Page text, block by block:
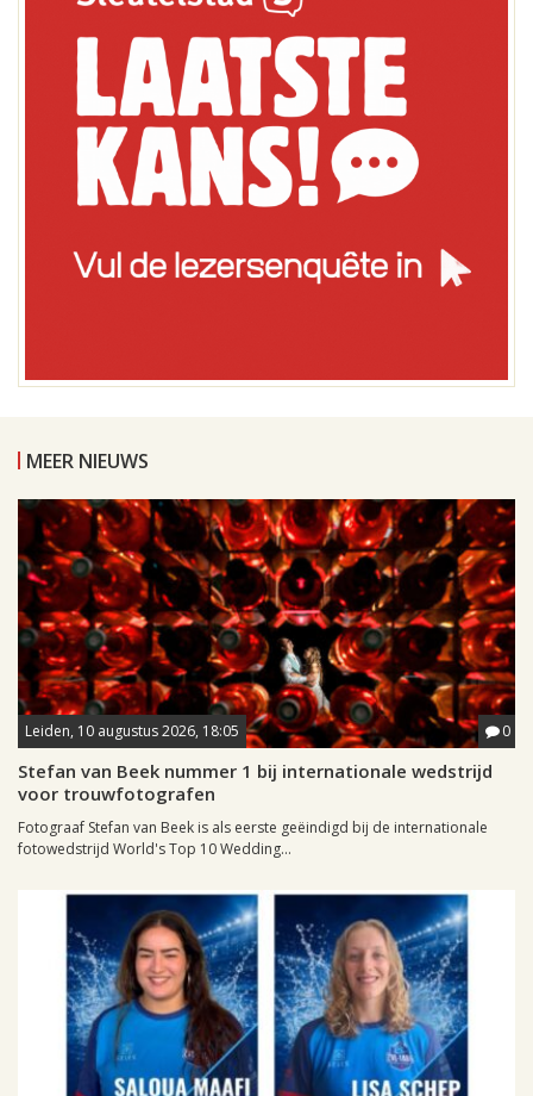
MEER NIEUWS
Leiden, 10 augustus 2026, 18:05 0
Stefan van Beek nummer 1 bij internationale wedstrijd
voor trouwfotografen
Fotograaf Stefan van Beek is als eerste geëindigd bij de internationale
fotowedstrijd World's Top 10 Wedding...